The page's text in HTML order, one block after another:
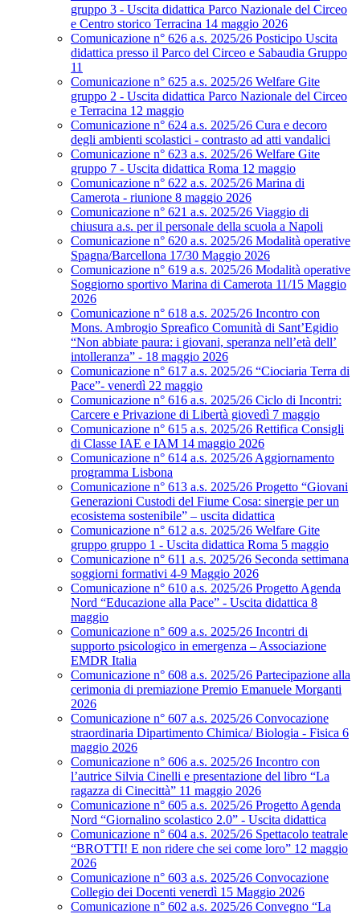
gruppo 3 - Uscita didattica Parco Nazionale del Circeo
e Centro storico Terracina 14 maggio 2026
Comunicazione n° 626 a.s. 2025/26 Posticipo Uscita
didattica presso il Parco del Circeo e Sabaudia Gruppo
11
Comunicazione n° 625 a.s. 2025/26 Welfare Gite
gruppo 2 - Uscita didattica Parco Nazionale del Circeo
e Terracina 12 maggio
Comunicazione n° 624 a.s. 2025/26 Cura e decoro
degli ambienti scolastici - contrasto ad atti vandalici
Comunicazione n° 623 a.s. 2025/26 Welfare Gite
gruppo 7 - Uscita didattica Roma 12 maggio
Comunicazione n° 622 a.s. 2025/26 Marina di
Camerota - riunione 8 maggio 2026
Comunicazione n° 621 a.s. 2025/26 Viaggio di
chiusura a.s. per il personale della scuola a Napoli
Comunicazione n° 620 a.s. 2025/26 Modalità operative
Spagna/Barcellona 17/30 Maggio 2026
Comunicazione n° 619 a.s. 2025/26 Modalità operative
Soggiorno sportivo Marina di Camerota 11/15 Maggio
2026
Comunicazione n° 618 a.s. 2025/26 Incontro con
Mons. Ambrogio Spreafico Comunità di Sant’Egidio
“Non abbiate paura: i giovani, speranza nell’età dell’
intolleranza” - 18 maggio 2026
Comunicazione n° 617 a.s. 2025/26 “Ciociaria Terra di
Pace”- venerdì 22 maggio
Comunicazione n° 616 a.s. 2025/26 Ciclo di Incontri:
Carcere e Privazione di Libertà giovedì 7 maggio
Comunicazione n° 615 a.s. 2025/26 Rettifica Consigli
di Classe IAE e IAM 14 maggio 2026
Comunicazione n° 614 a.s. 2025/26 Aggiornamento
programma Lisbona
Comunicazione n° 613 a.s. 2025/26 Progetto “Giovani
Generazioni Custodi del Fiume Cosa: sinergie per un
ecosistema sostenibile” – uscita didattica
Comunicazione n° 612 a.s. 2025/26 Welfare Gite
gruppo gruppo 1 - Uscita didattica Roma 5 maggio
Comunicazione n° 611 a.s. 2025/26 Seconda settimana
soggiorni formativi 4-9 Maggio 2026
Comunicazione n° 610 a.s. 2025/26 Progetto Agenda
Nord “Educazione alla Pace” - Uscita didattica 8
maggio
Comunicazione n° 609 a.s. 2025/26 Incontri di
supporto psicologico in emergenza – Associazione
EMDR Italia
Comunicazione n° 608 a.s. 2025/26 Partecipazione alla
cerimonia di premiazione Premio Emanuele Morganti
2026
Comunicazione n° 607 a.s. 2025/26 Convocazione
straordinaria Dipartimento Chimica/ Biologia - Fisica 6
maggio 2026
Comunicazione n° 606 a.s. 2025/26 Incontro con
l’autrice Silvia Cinelli e presentazione del libro “La
ragazza di Cinecittà” 11 maggio 2026
Comunicazione n° 605 a.s. 2025/26 Progetto Agenda
Nord “Giornalino scolastico 2.0” - Uscita didattica
Comunicazione n° 604 a.s. 2025/26 Spettacolo teatrale
“BROTTI! E non ridere che sei come loro” 12 maggio
2026
Comunicazione n° 603 a.s. 2025/26 Convocazione
Collegio dei Docenti venerdì 15 Maggio 2026
Comunicazione n° 602 a.s. 2025/26 Convegno “La